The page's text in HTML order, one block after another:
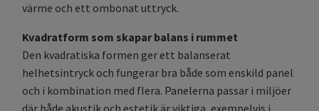
värme och ett ombonat uttryck.
Kvadratform som skapar balans i rummet
Den kvadratiska formen ger ett balanserat
helhetsintryck och fungerar bra både som enskild panel
och i kombination med flera. Panelerna passar i miljöer